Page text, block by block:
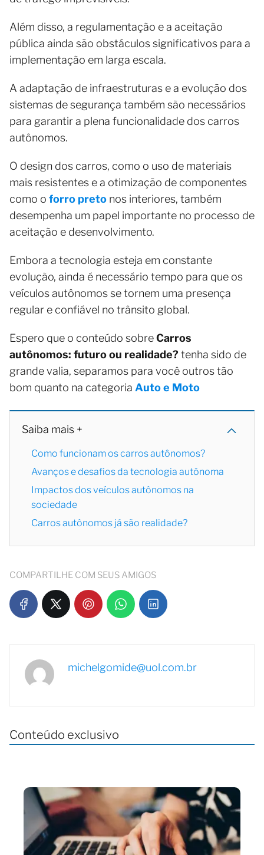
Além disso, a regulamentação e a aceitação
pública ainda são obstáculos significativos para a
implementação em larga escala.
A adaptação de infraestruturas e a evolução dos
sistemas de segurança também são necessários
para garantir a plena funcionalidade dos carros
autônomos.
O design dos carros, como o uso de materiais
mais resistentes e a otimização de componentes
como o forro preto nos interiores, também
desempenha um papel importante no processo de
aceitação e desenvolvimento.
Embora a tecnologia esteja em constante
evolução, ainda é necessário tempo para que os
veículos autônomos se tornem uma presença
regular e confiável no trânsito global.
Espero que o conteúdo sobreCarros
autônomos: futuro ou realidade?tenha sido de
grande valia, separamos para você outros tão
bom quanto na categoria Auto e Moto
Saiba mais +
Como funcionam os carros autônomos?
Avanços e desafios da tecnologia autônoma
Impactos dos veículos autônomos na
sociedade
Carros autônomos já são realidade?
COMPARTILHE COM SEUS AMIGOS
michelgomide@uol.com.br
Conteúdo exclusivo